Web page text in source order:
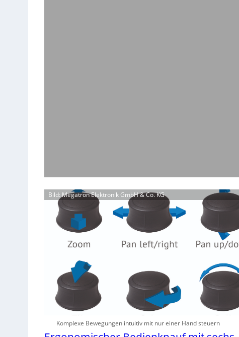
Bild: Megatron Elektronik GmbH & Co. KG
Komplexe Bewegungen intuitiv mit nur einer Hand steuern